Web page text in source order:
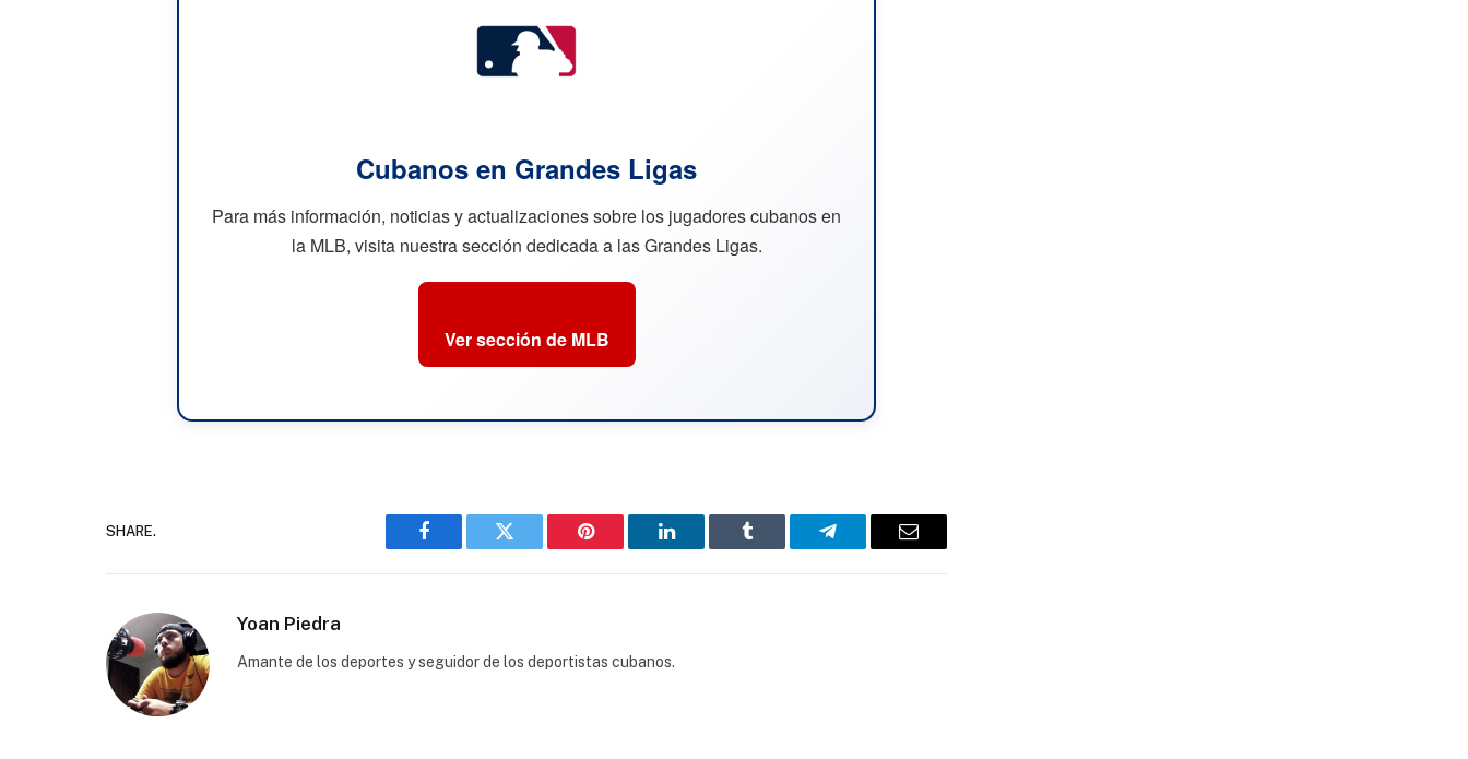
Cubanos en Grandes Ligas
Para más información, noticias y actualizaciones sobre los jugadores cubanos en
la MLB, visita nuestra sección dedicada a las Grandes Ligas.
Ver sección de MLB
SHARE.
Facebook Twitter Pinterest LinkedIn Tumblr Telegram Email
Yoan Piedra
Amante de los deportes y seguidor de los deportistas cubanos.